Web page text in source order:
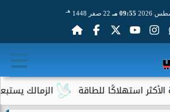
09:55 مـ 22 صفر 1448 هـ
الزمالك يستبعد 4 لاعبين شباب من حساباته في الموسم الجديد للطاقة